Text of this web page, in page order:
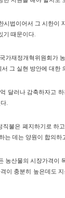
시법이어서 그 시한이
기 때문이다.
가재정개혁위원회가
그 실현 방안에 대한
달러나 감축하자고
.
불은 폐지하기로 하
는 데는 양원이 합의하
농산물의 시장가격이
이 충분히 높은데도